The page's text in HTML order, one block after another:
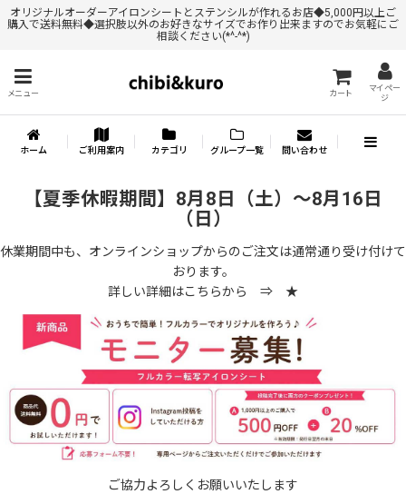
オリジナルオーダーアイロンシートとステンシルが作れるお店◆5,000円以上ご
購入で送料無料◆選択肢以外のお好きなサイズでお作り出来ますのでお気軽にご
相談ください(*^-^*)
メニュー カート
マイペー
ジ
ホーム ご利用案内 カテゴリ グループ一覧 問い合わせ
【夏季休暇期間】8月8日（土）～8月16日
（日）
休業期間中も、オンラインショップからのご注文は通常通り受け付けて
おります。
詳しい詳細はこちらから ⇒ ★
ご協力よろしくお願いいたします